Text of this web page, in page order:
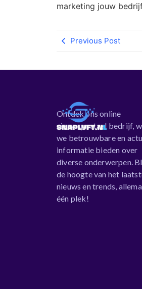
marketing jouw
Previous Post
Ontdek ons online
nieuwsportaal bedrijf,
we betrouwbare en
informatie bieden over
diverse onderwerpen.
de hoogte van het
nieuws en trends,
één plek!